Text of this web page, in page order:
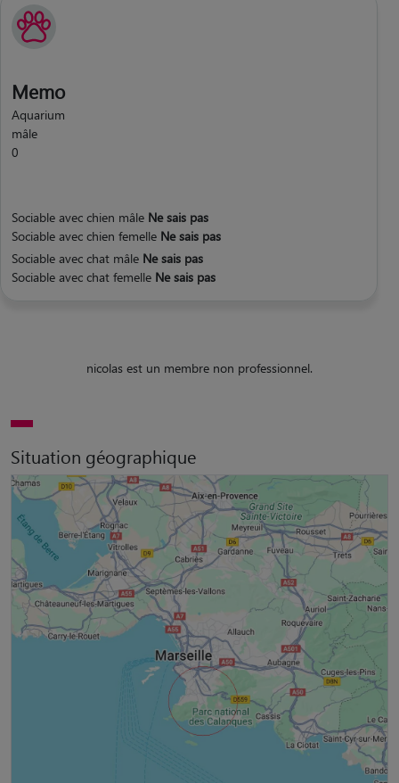
Memo
Aquarium
mâle
0
Sociable avec chien mâle Ne sais pas
Sociable avec chien femelle Ne sais pas
Sociable avec chat mâle Ne sais pas
Sociable avec chat femelle Ne sais pas
nicolas est un membre non professionnel.
Situation géographique